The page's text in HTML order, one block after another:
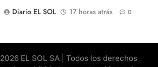
Diario EL SOL
17 horas atrás 0
EL SOL SA | Todos los derechos